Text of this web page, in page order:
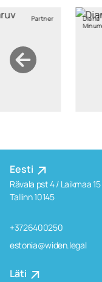
Partner
Eesti
Rävala pst 4 / Laikmaa 15
Tallinn 10145
+3726400250
estonia@widen.legal
Läti